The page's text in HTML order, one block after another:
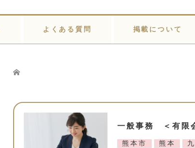
よくある質問 掲載について
Home
一般事務 ＜有限
熊本市 熊本